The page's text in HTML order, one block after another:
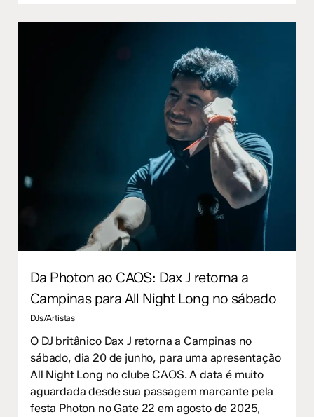
Da Photon ao CAOS: Dax J retorna a
Campinas para All Night Long no sábado
DJs/Artistas
O DJ britânico Dax J retorna a Campinas no
sábado, dia 20 de junho, para uma apresentação
All Night Long no clube CAOS. A data é muito
aguardada desde sua passagem marcante pela
festa Photon no Gate 22 em agosto de 2025,